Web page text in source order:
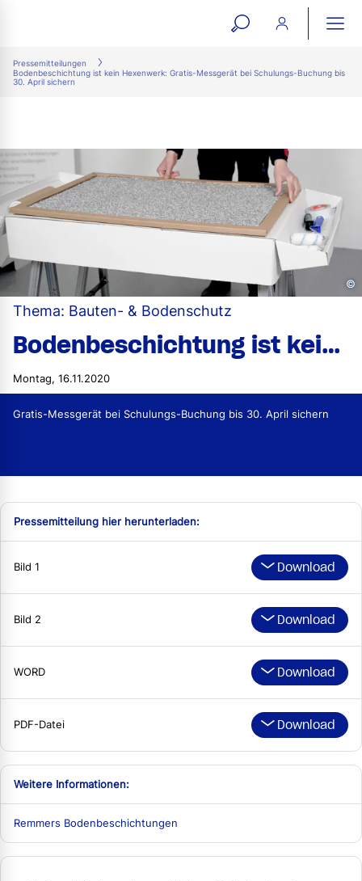
open
Pressemitteilungen
Bodenbeschichtung ist kein Hexenwerk: Gratis-Messgerät bei Schulungs-Buchung bis
30. April sichern
©
Thema: Bauten- & Bodenschutz
Bodenbeschichtung ist kein Hexenwerk
Montag, 16.11.2020
Gratis-Messgerät bei Schulungs-Buchung bis 30. April sichern
Pressemitteilung hier herunterladen:
Bild 1 Download
Bild 2 Download
WORD Download
PDF-Datei Download
Weitere Informationen:
Remmers Bodenbeschichtungen